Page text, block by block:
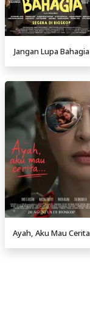
Jangan Lupa Bahagia
Ayah, Aku Mau Cerita